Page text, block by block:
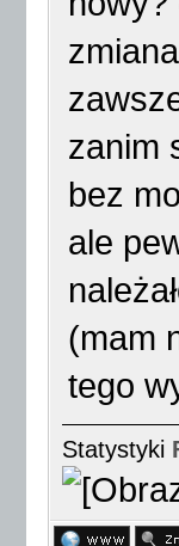
zanim
bez
ale
(mam
tego
Statystyki